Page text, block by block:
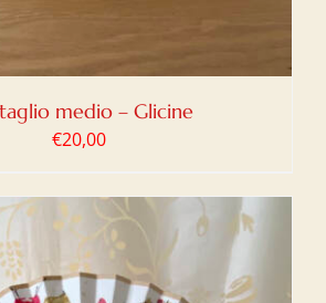
medio – Glicine
€20,00